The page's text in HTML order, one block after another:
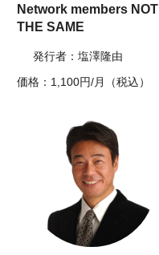
Network members NOT
THE SAME
発行者：塩澤隆由
価格：1,100円/月（税込）